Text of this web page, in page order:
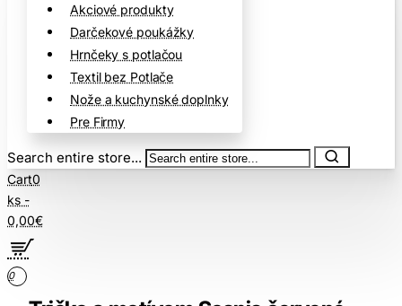
Akciové produkty
Darčekové poukážky
Hrnčeky s potlačou
Textil bez Potlače
Nože a kuchynské doplnky
Pre Firmy
Search entire store...
Cart0
ks -
0,00€
0